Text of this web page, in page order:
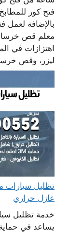
فتح كور
بالإضافة لعمل
معلم قص
اهتزازات في
ليزر، وقص
عازل حراري
خدمة تظليل
يساعد في